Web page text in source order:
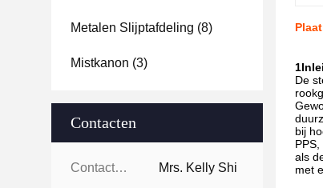
Metalen Slijptafdeling (8)
Mistkanon (3)
Contacten
Contacten: Mrs. Kelly Shi
De
bij
als
met